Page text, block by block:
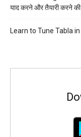
याद करने और तैयारी करने
Learn to Tune Tabla